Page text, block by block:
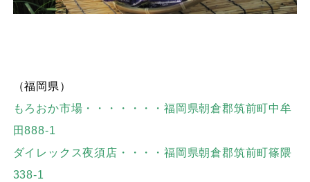
（福岡県）
もろおか市場・・・・・・・福岡県朝倉郡筑前町中牟
田888-1
ダイレックス夜須店・・・・福岡県朝倉郡筑前町篠隈
338-1